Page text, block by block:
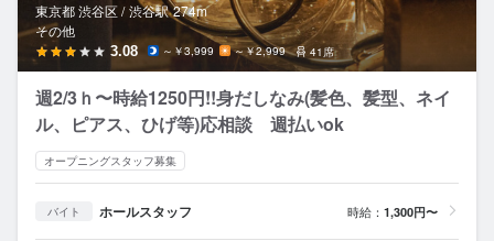
東京都 渋谷区 / 渋谷駅 274m
その他
3.08 ～￥3,999 ～￥2,999 41席
週2/3ｈ〜時給1250円!!身だしなみ(髪色、髪型、ネイ
ル、ピアス、ひげ等)応相談 週払いok
オープニングスタッフ募集
バイト ホールスタッフ 時給： 1,300円〜